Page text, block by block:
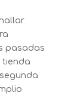
pasadas
tienda